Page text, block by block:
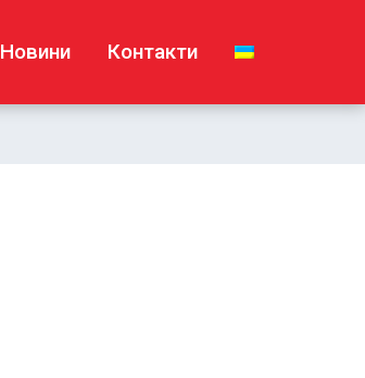
Новини Контакти